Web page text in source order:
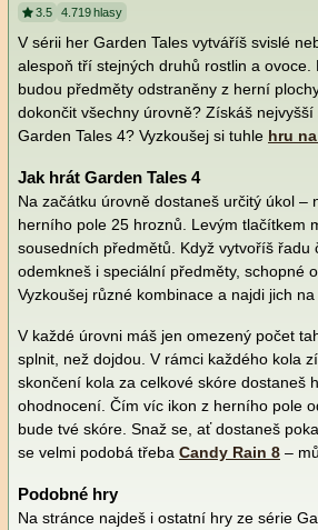
3.5 4.719 hlasy
V sérii her Garden Tales vytváříš svislé
alespoň tří stejných druhů rostlin a ovoce.
budou předměty odstraněny z herní
dokončit všechny úrovně? Získáš
Garden Tales 4? Vyzkoušej si tuhle hru
Jak hrát Garden Tales 4
Na začátku úrovně dostaneš určitý úkol –
herního pole 25 hroznů. Levým tlačítkem
sousedních předmětů. Když vytvoříš řadu
odemkneš i speciální předměty, schopné
Vyzkoušej různé kombinace a najdi jich
V každé úrovni máš jen omezený počet
splnit, než dojdou. V rámci každého kola
skončení kola za celkové skóre dostaneš
ohodnocení. Čím víc ikon z herního pole
bude tvé skóre. Snaž se, ať dostaneš
se velmi podobá třeba Candy Rain 8 –
Podobné hry
Na stránce najdeš i ostatní hry ze série